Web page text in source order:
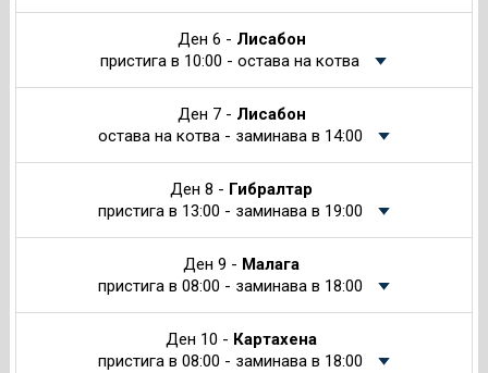
Ден 6 - Лисабон
пристига в 10:00 - остава на котва
Ден 7 - Лисабон
остава на котва - заминава в 14:00
Ден 8 - Гибралтар
пристига в 13:00 - заминава в 19:00
Ден 9 - Малага
пристига в 08:00 - заминава в 18:00
Ден 10 - Картахена
пристига в 08:00 - заминава в 18:00